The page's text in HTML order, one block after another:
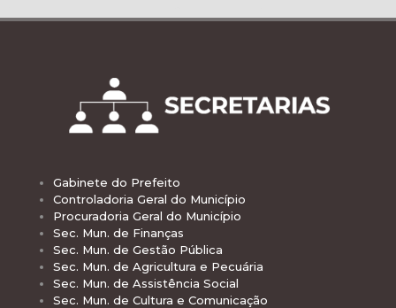
Gabinete do Prefeito
Controladoria Geral do Município
Procuradoria Geral do Município
Sec. Mun. de Finanças
Sec. Mun. de Gestão Pública
Sec. Mun. de Agricultura e Pecuária
Sec. Mun. de Assistência Social
Sec. Mun. de Cultura e Comunicação